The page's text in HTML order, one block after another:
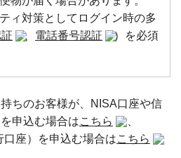
ィ対策としてログイン時の多
、 電話番号認証
）を必須
ちのお客様が、NISA口座や信
申込む場合はこちら
口座）を申込む場合はこちら